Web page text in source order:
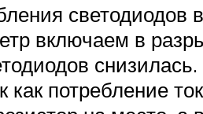
включаем в
как потребление